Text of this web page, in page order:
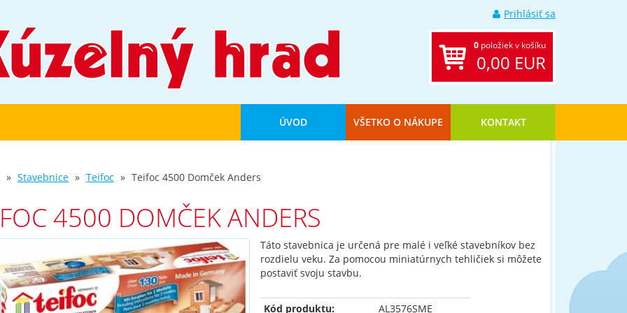
Prihlásiť sa
0 položiek v košíku
0,00 EUR
ÚVOD VŠETKO O NÁKUPE KONTAKT
Stavebnice Teifoc Teifoc 4500 Domček Anders
4500 DOMČEK ANDERS
Táto stavebnica je určená pre malé i veľké stavebníkov bez
rozdielu veku. Za pomocou miniatúrnych tehličiek si môžete
postaviť svoju stavbu.
Kód produktu:
AL3576SME